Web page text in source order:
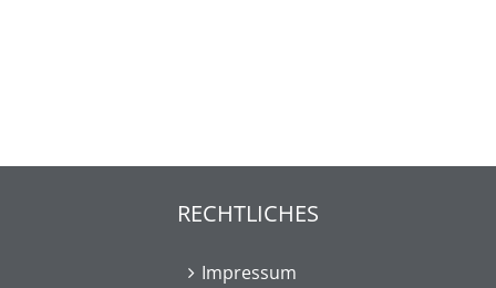
RECHTLICHES
Impressum